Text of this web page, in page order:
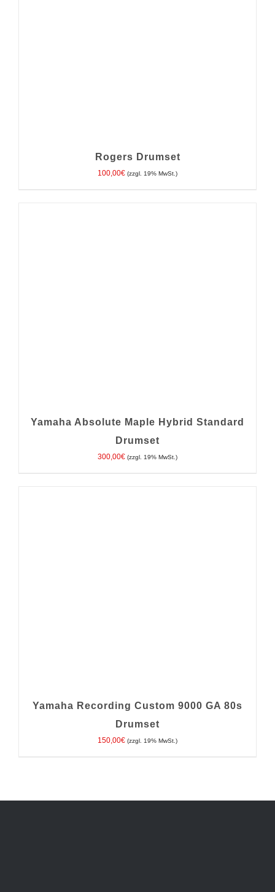
Rogers Drumset
100,00€ (zzgl. 19% MwSt.)
Yamaha Absolute Maple Hybrid Standard
Drumset
300,00€ (zzgl. 19% MwSt.)
Yamaha Recording Custom 9000 GA 80s
Drumset
150,00€ (zzgl. 19% MwSt.)